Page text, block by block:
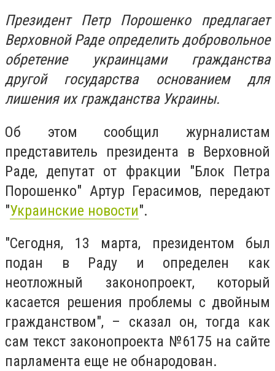
Президент Петр Порошенко предлагает
Верховной Раде определить добровольное
обретение украинцами гражданства
другой государства основанием для
лишения их гражданства Украины.
Об этом сообщил журналистам
представитель президента в Верховной
Раде, депутат от фракции "Блок Петра
Порошенко" Артур Герасимов, передают
"Украинские новости".
"Сегодня, 13 марта, президентом был
подан в Раду и определен как
неотложный законопроект, который
касается решения проблемы с двойным
гражданством", – сказал он, тогда как
сам текст законопроекта №6175 на сайте
парламента еще не обнародован.